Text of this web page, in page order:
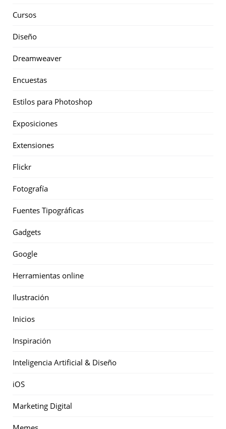
Cursos
Diseño
Dreamweaver
Encuestas
Estilos para Photoshop
Exposiciones
Extensiones
Flickr
Fotografía
Fuentes Tipográficas
Gadgets
Google
Herramientas online
Ilustración
Inicios
Inspiración
Inteligencia Artificial & Diseño
iOS
Marketing Digital